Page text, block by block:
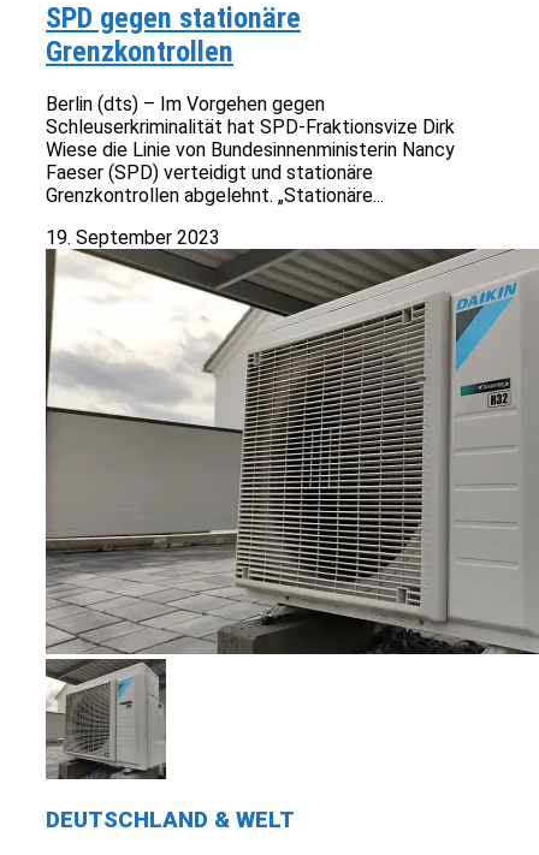
SPD gegen stationäre
Grenzkontrollen
Berlin (dts) – Im Vorgehen gegen
Schleuserkriminalität hat SPD-Fraktionsvize Dirk
Wiese die Linie von Bundesinnenministerin Nancy
Faeser (SPD) verteidigt und stationäre
Grenzkontrollen abgelehnt. „Stationäre...
19. September 2023
DEUTSCHLAND & WELT